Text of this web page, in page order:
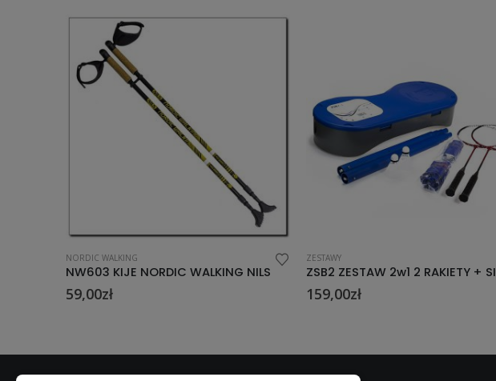
NORDIC WALKING
NW603 KIJE NORDIC WALKING NILS
59,00zł
ZESTAWY
159,00zł